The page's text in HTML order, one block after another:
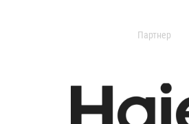
Партнер